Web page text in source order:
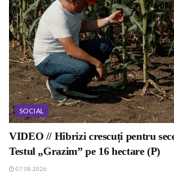
SOCIAL
VIDEO // Hibrizi crescuți pentru
Testul „Grazim” pe 16 hectare (P)
07.08.2026